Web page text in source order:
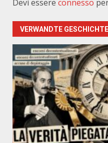
Devi essere connesso
VERWANDTE